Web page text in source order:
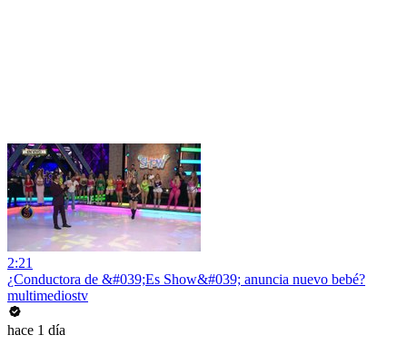
2:21
¿Conductora de &#039;Es Show&#039; anuncia nuevo bebé?
multimediostv
hace 1 día